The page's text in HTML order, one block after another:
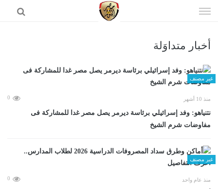
الى
أخبار متداوَلة
غير مصنف
منذ 10 أشهر 0
نتنياهو: وفد إسرائيلي برئاسة ديرمر يصل مصر غدا للمشاركة فى
مفاوضات شرم الشيخ
غير مصنف
منذ عام واحد 0